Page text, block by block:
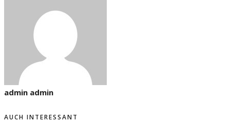
admin admin
AUCH INTERESSANT